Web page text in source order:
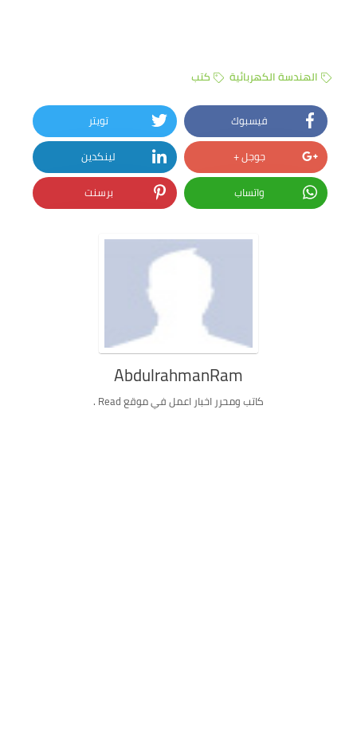
الهندسة الكهربائية كتب
فيسبوك
تويتر
جوجل +
لينكدين
واتساب
برسنت
AbdulrahmanRam
كاتب ومحرر اخبار اعمل في موقع Read .